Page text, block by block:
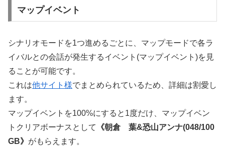
マップイベント
シナリオモードを1つ進めるごとに、マップモードで各ラ
イバルとの会話が発生するイベント(マップイベント)を見
ることが可能です。
これは他サイト様でまとめられているため、詳細は割愛し
ます。
マップイベントを100%にすると1度だけ、マップイベン
トクリアボーナスとして
《朝倉 葉&恐山アンナ(048/100
GB》 がもらえます。